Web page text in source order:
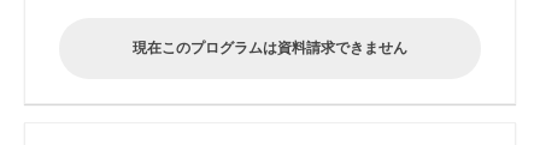
現在このプログラムは資料請求できません